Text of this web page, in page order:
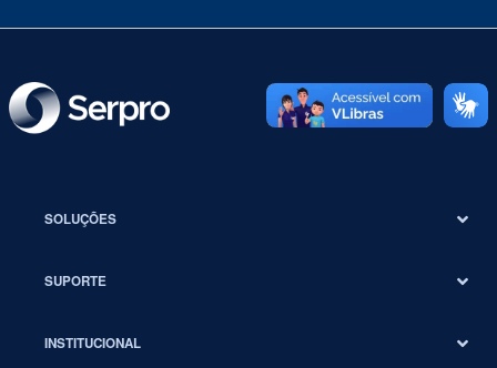
SOLUÇÕES
SUPORTE
INSTITUCIONAL